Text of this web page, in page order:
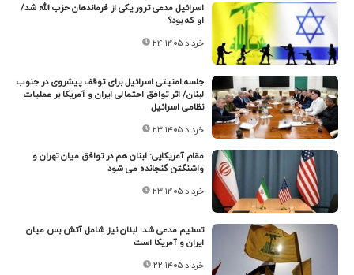
اسرائیل مدعی ترور یکی از فرماندهان حزب الله شد/
او که بود؟
۲۴ خرداد ۱۴۰۵
جلسه امنیتی اسرائیل برای توقف پیشروی در جنوب
لبنان/ اثر توافق احتمالی ایران و آمریکا بر عملیات
نظامی اسرائیل
۲۳ خرداد ۱۴۰۵
مقام آمریکایی: لبنان هم در توافق میان تهران و
واشنگتن گنجانده می شود
۲۳ خرداد ۱۴۰۵
تسنیم مدعی شد: لبنان نیز شامل آتش بس میان
ایران و آمریکا است
۲۲ خرداد ۱۴۰۵